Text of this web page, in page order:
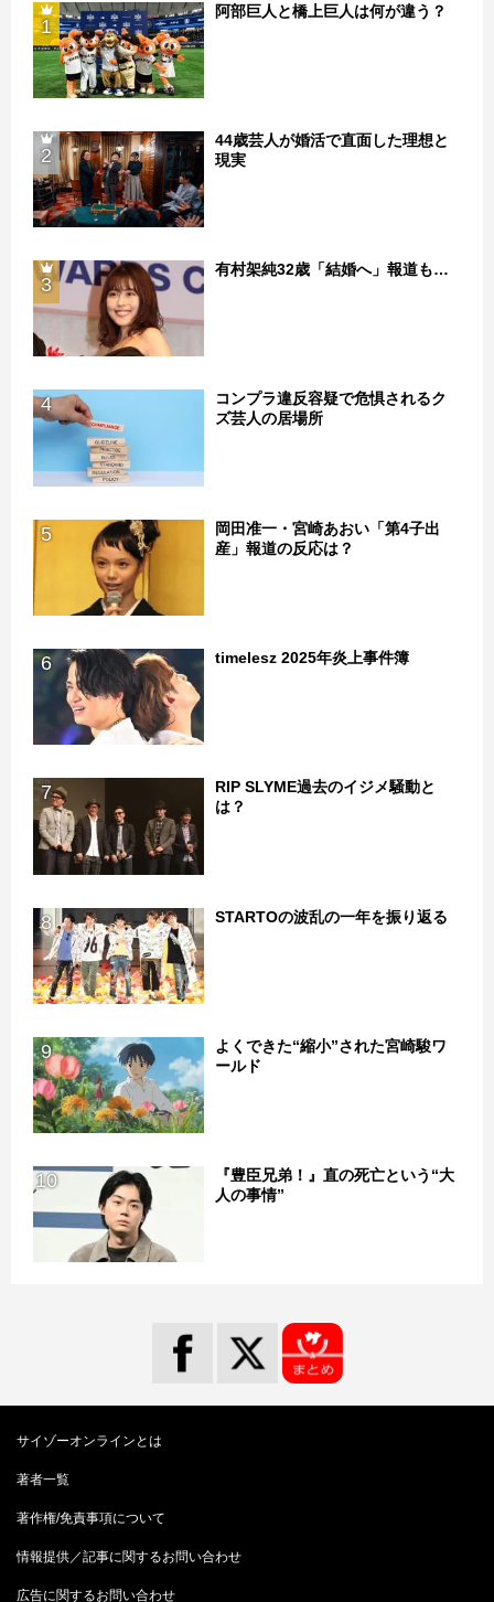
1
阿部巨人と橋上巨人は何が違う？
2
44歳芸人が婚活で直面した理想と
現実
3
有村架純32歳「結婚へ」報道も…
4
コンプラ違反容疑で危惧されるク
ズ芸人の居場所
5
岡田准一・宮崎あおい「第4子出
産」報道の反応は？
6 timelesz 2025年炎上事件簿
7
RIP SLYME過去のイジメ騒動と
は？
8 STARTOの波乱の一年を振り返る
9
よくできた“縮小”された宮崎駿ワ
ールド
10
『豊臣兄弟！』直の死亡という“大
人の事情”
サイゾーオンラインとは
著者一覧
著作権/免責事項について
情報提供／記事に関するお問い合わせ
広告に関するお問い合わせ